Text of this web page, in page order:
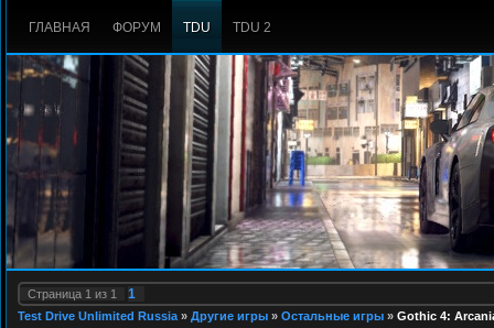
ГЛАВНАЯ ФОРУМ TDU TDU 2
Страница 1 из 1 1
Test Drive Unlimited Russia » Другие игры » Остальные игры » Gothic 4: